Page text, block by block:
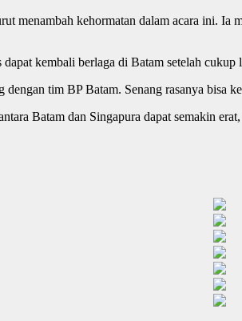
menambah kehormatan dalam acara ini. Ia
kembali berlaga di Batam setelah
tim BP Batam. Senang rasanya bisa
Batam dan Singapura dapat semakin